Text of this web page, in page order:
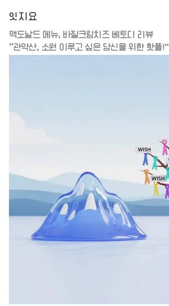
잇지요
맥도날드 메뉴, 바질크림치즈 베토디 리뷰
“관악산, 소원 이루고 싶은 당신을 위한 핫플!”